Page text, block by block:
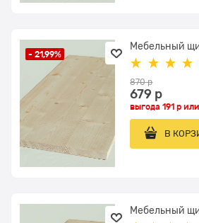
- 21,99%
Мебельный
870 р
679 р
выгода191 р
В
Мебельный